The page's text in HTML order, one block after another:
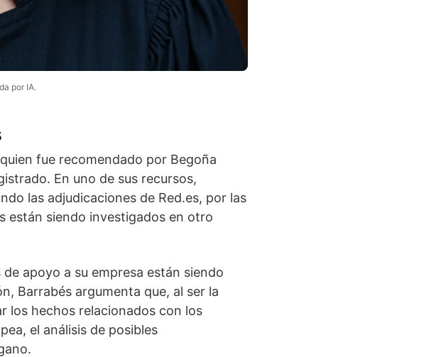
por IA.
fue recomendado por Begoña
En uno de sus recursos,
las adjudicaciones de Red.es, por las
están siendo investigados en otro
apoyo a su empresa están siendo
Barrabés argumenta que, al ser la
los hechos relacionados con los
el análisis de posibles